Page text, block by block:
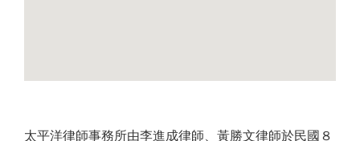
太平洋律師事務所由李進成律師、黃勝文律師於民國８